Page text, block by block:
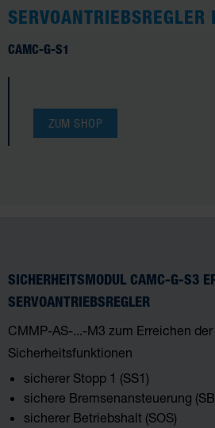
SERVOANTRIEBSREGLER
CAMC-G-S1
ZUM SHOP
SICHERHEITSMODUL CAMC-G-S3
SERVOANTRIEBSREGLER
CMMP-AS-...-M3 zum Erreichen der
Sicherheitsfunktionen
sicherer Stopp 1 (SS1)
sichere Bremsenansteuerung
sicherer Betriebshalt (SOS)